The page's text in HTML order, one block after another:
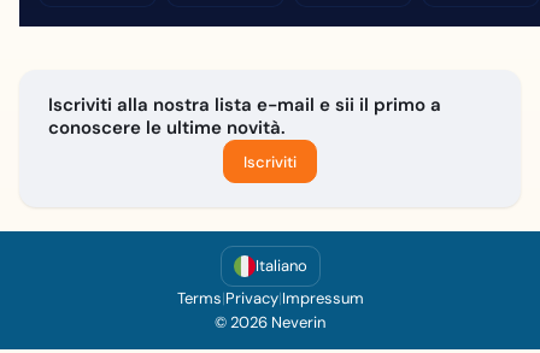
Iscriviti alla nostra lista e-mail e sii il primo a
conoscere le ultime novità.
Iscriviti
Italiano
Terms|Privacy|Impressum
© 2026 Neverin